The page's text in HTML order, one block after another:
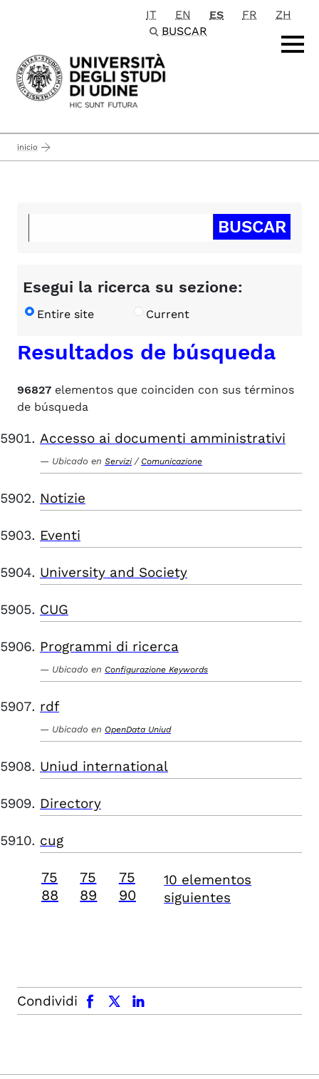
Passa al contenuto principale
IT EN ES FR
ZH
BUSCAR
inicio
Esegui la ricerca su sezione:
Entire site Current
Resultados de búsqueda
96827 elementos que coinciden con sus términos
de búsqueda
Accesso ai documenti amministrativi
Ubicado en Servizi / Comunicazione
Notizie
Eventi
University and Society
CUG
Programmi di ricerca
Ubicado en Configurazione Keywords
rdf
Ubicado en OpenData Uniud
Uniud international
Directory
cug
75
88
75
89
75
90
10 elementos
siguientes
Condividi
facebook x.com linkedin